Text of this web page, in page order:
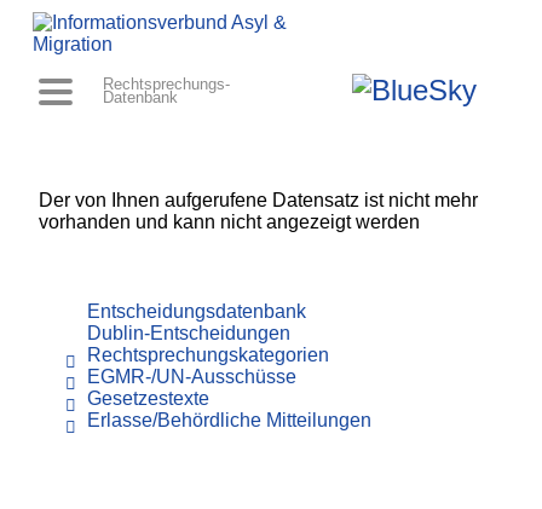
Rechtsprechungs-
Datenbank
Der von Ihnen aufgerufene Datensatz ist nicht mehr
vorhanden und kann nicht angezeigt werden
Entscheidungsdatenbank
Dublin-Entscheidungen
Rechtsprechungskategorien
EGMR-/UN-Ausschüsse
Gesetzestexte
Erlasse/Behördliche Mitteilungen